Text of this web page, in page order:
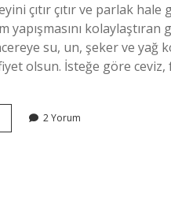
çıtır çıtır ve parlak
kolaylaştıran
su, un, şeker ve
olsun. İsteğe göre ceviz,
2 Yorum